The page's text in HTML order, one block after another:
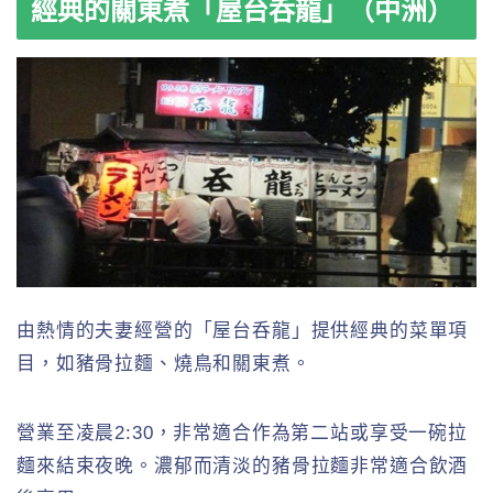
經典的關東煮「屋台呑龍」（中洲）
由熱情的夫妻經營的「屋台呑龍」提供經典的菜單項
目，如豬骨拉麵、燒鳥和關東煮。
營業至凌晨2:30，非常適合作為第二站或享受一碗拉
麵來結束夜晚。濃郁而清淡的豬骨拉麵非常適合飲酒